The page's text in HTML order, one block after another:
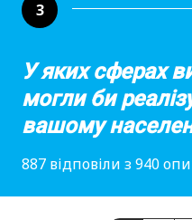
3
У яких сферах
могли би
вашому
887 відповіли з 940